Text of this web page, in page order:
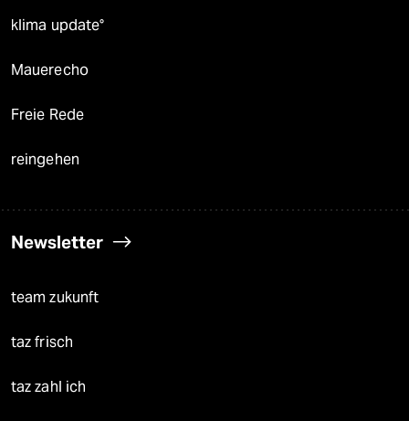
klima update°
Mauerecho
Freie Rede
reingehen
Newsletter
team zukunft
taz frisch
taz zahl ich